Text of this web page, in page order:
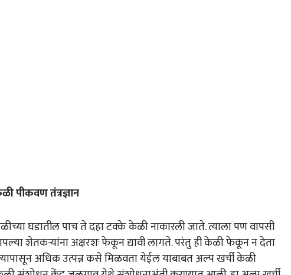
पीकवण तंत्रज्ञान
घडातील पाच ते दहा टक्के केळी नाकारली जाते. त्याला पण वापसी
शेतकऱ्यांना अक्षरशः फेकून द्यावी लागते. परंतु ही केळी फेकून न देता
अधिक उत्पन्न कसे मिळवता येईल याबाबत अल्प खर्ची केळी